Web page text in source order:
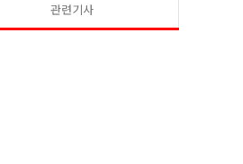
관련기사